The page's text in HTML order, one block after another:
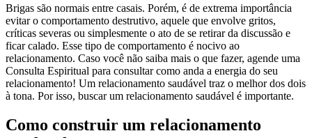
Brigas são normais entre casais. Porém, é de extrema importância
evitar o comportamento destrutivo, aquele que envolve gritos,
críticas severas ou simplesmente o ato de se retirar da discussão e
ficar calado. Esse tipo de comportamento é nocivo ao
relacionamento. Caso você não saiba mais o que fazer, agende uma
Consulta Espiritual para consultar como anda a energia do seu
relacionamento! Um relacionamento saudável traz o melhor dos dois
à tona. Por isso, buscar um relacionamento saudável é importante.
Como construir um relacionamento